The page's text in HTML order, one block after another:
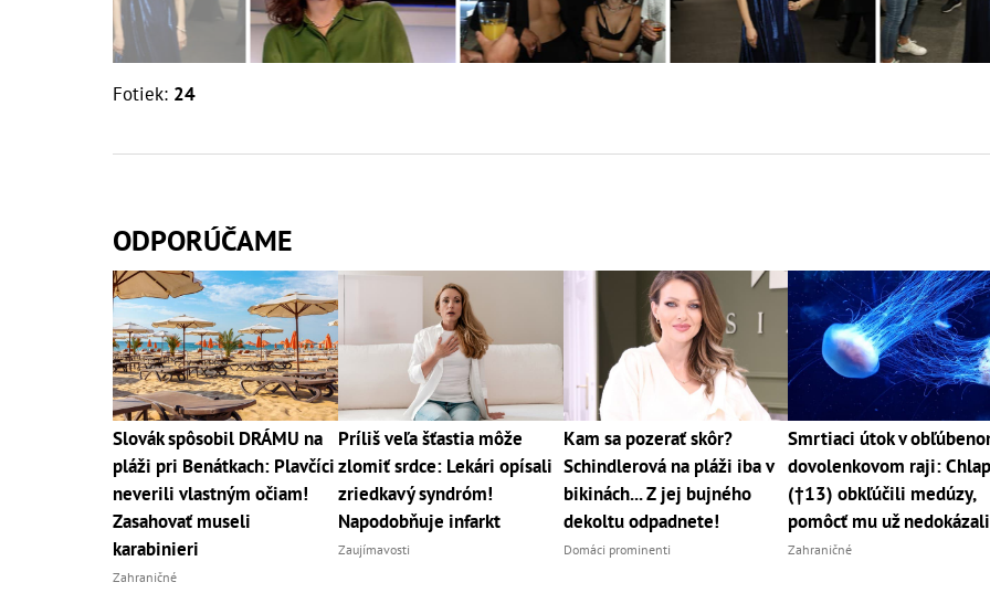
Fotiek: 24
ODPORÚČAME
Slovák spôsobil DRÁMU na
pláži pri Benátkach: Plavčíci
neverili vlastným očiam!
Zasahovať museli
karabinieri
Zahraničné
Príliš veľa šťastia môže
zlomiť srdce: Lekári opísali
zriedkavý syndróm!
Napodobňuje infarkt
Zaujímavosti
Kam sa pozerať skôr?
Schindlerová na pláži iba v
bikinách... Z jej bujného
dekoltu odpadnete!
Domáci prominenti
Smrtiaci útok v
dovolenkovom raji:
(†13) obkľúčili medúzy,
pomôcť mu už nedokázali
Zahraničné